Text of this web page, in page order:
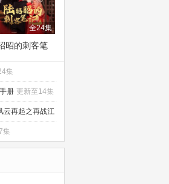
全24集
昭的刺客笔
集
册 更新至14集
云再起之再战江
集